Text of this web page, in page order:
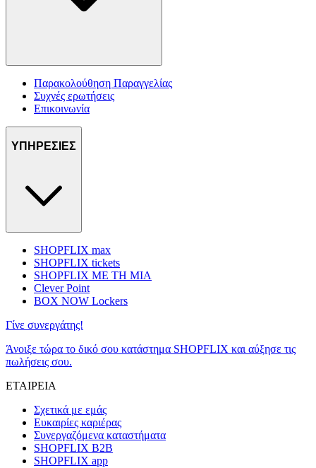
Παρακολούθηση Παραγγελίας
Συχνές ερωτήσεις
Επικοινωνία
ΥΠΗΡΕΣΙΕΣ
SHOPFLIX max
SHOPFLIX tickets
SHOPFLIX ΜΕ ΤΗ ΜΙΑ
Clever Point
BOX NOW Lockers
Γίνε συνεργάτης!
Άνοιξε τώρα το δικό σου κατάστημα SHOPFLIX και αύξησε τις
πωλήσεις σου.
ΕΤΑΙΡΕΙΑ
Σχετικά με εμάς
Ευκαιρίες καριέρας
Συνεργαζόμενα καταστήματα
SHOPFLIX B2B
SHOPFLIX app